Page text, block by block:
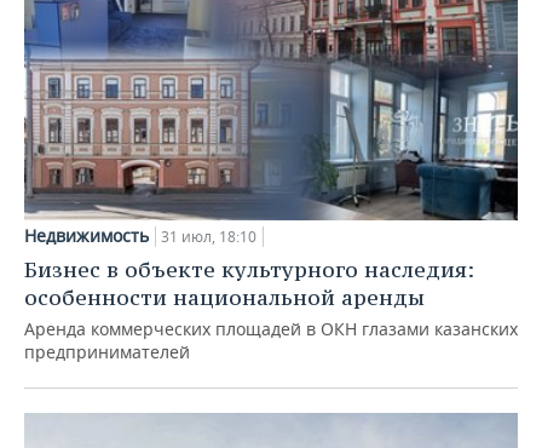
Недвижимость 31 июл, 18:10
Бизнес в объекте культурного наследия:
особенности национальной аренды
Аренда коммерческих площадей в ОКН глазами казанских
предпринимателей